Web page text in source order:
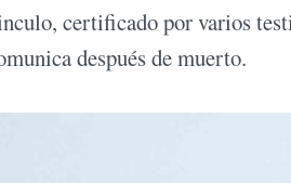
certificado por varios
después de muerto.